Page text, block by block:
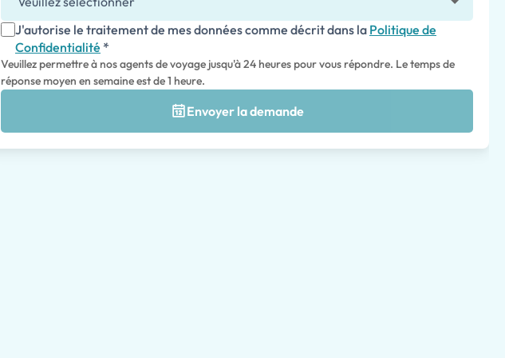
J'autorise le traitement de mes données comme décrit dans la Politique de
Confidentialité *
Veuillez permettre à nos agents de voyage jusqu'à 24 heures pour vous répondre. Le temps de
réponse moyen en semaine est de 1 heure.
Envoyer la demande